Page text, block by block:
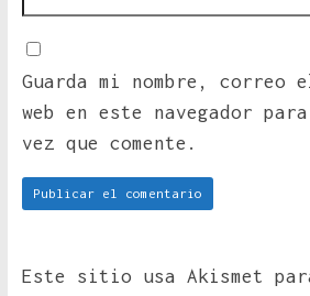
Guarda mi nombre, correo
web en este navegador
vez que comente.
Este sitio usa Akismet